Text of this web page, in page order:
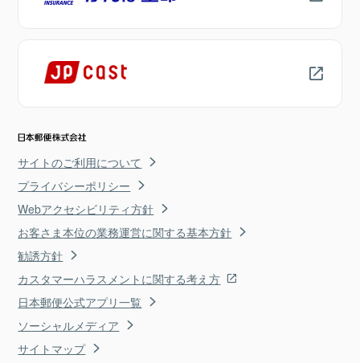
サイトのご利用について
プライバシーポリシー
Webアクセシビリティ方針
お客さま本位の業務運営に関する基本方針
勧誘方針
カスタマーハラスメントに関する考え方
日本郵便公式アプリ一覧
ソーシャルメディア
サイトマップ